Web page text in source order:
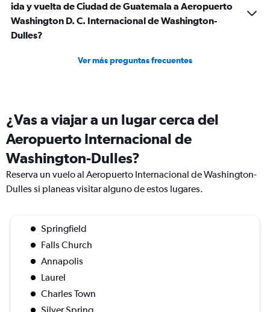
ida y vuelta de Ciudad de Guatemala a Aeropuerto
Washington D. C. Internacional de Washington-
Dulles?
Ver más preguntas frecuentes
¿Vas a viajar a un lugar cerca del
Aeropuerto Internacional de
Washington-Dulles?
Reserva un vuelo al Aeropuerto Internacional de Washington-
Dulles si planeas visitar alguno de estos lugares.
Springfield
Falls Church
Annapolis
Laurel
Charles Town